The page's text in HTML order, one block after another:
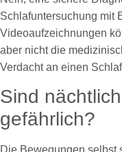
Schlafuntersuchung mit
Videoaufzeichnungen
aber nicht die
Verdacht an einen
Sind
gefährlich?
Die Bewegungen selbst